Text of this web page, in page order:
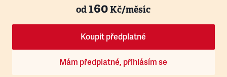
od160Kč/měsíc
Koupit předplatné
Mám předplatné, přihlásím se